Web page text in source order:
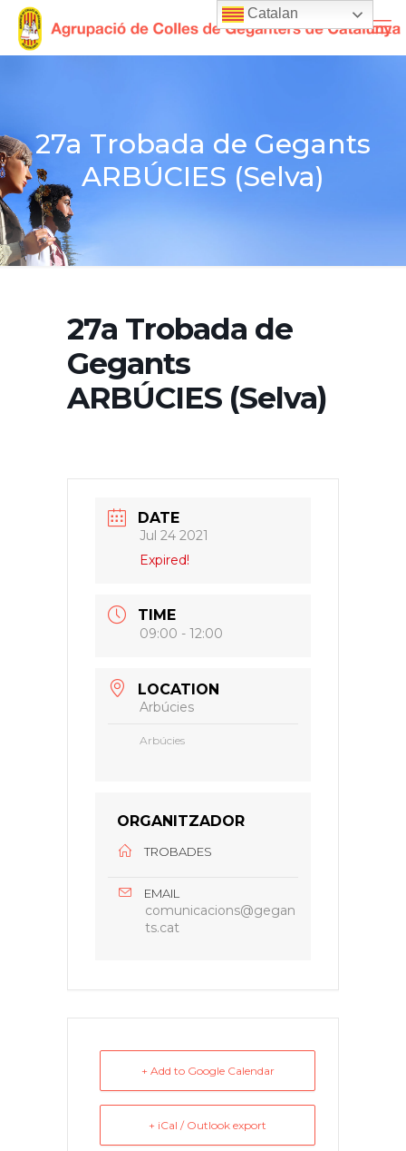
27a Trobada de Gegants
ARBÚCIES (Selva)
27a Trobada de
Gegants
ARBÚCIES (Selva)
DATE
Jul 24 2021
Expired!
TIME
09:00 - 12:00
LOCATION
Arbúcies
Arbúcies
ORGANITZADOR
TROBADES
EMAIL
comunicacions@gegan
ts.cat
+ Add to Google Calendar
+ iCal / Outlook export
Catalan